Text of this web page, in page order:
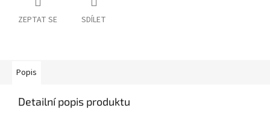
ZEPTAT SE SDÍLET
Popis
Detailní popis produktu